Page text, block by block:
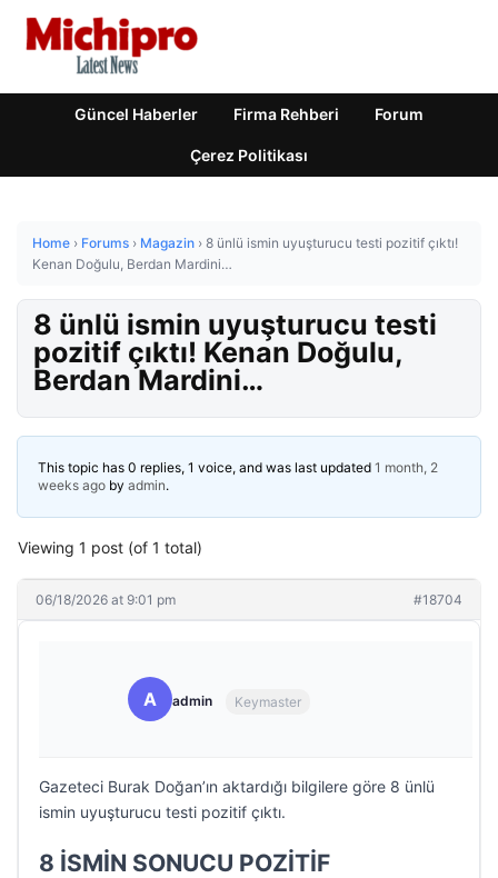
Güncel Haberler Firma Rehberi Forum
Çerez Politikası
Home › Forums › Magazin › 8 ünlü ismin uyuşturucu testi pozitif çıktı!
Kenan Doğulu, Berdan Mardini…
8 ünlü ismin uyuşturucu testi
pozitif çıktı! Kenan Doğulu,
Berdan Mardini…
This topic has 0 replies, 1 voice, and was last updated 1 month, 2
weeks ago by admin.
Viewing 1 post (of 1 total)
06/18/2026 at 9:01 pm #18704
A admin Keymaster
Gazeteci Burak Doğan’ın aktardığı bilgilere göre 8 ünlü
ismin uyuşturucu testi pozitif çıktı.
8 İSMİN SONUCU POZİTİF